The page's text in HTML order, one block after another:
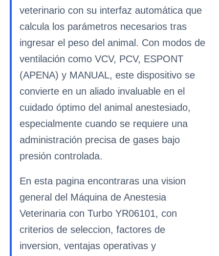
veterinario con su interfaz automática que
calcula los parámetros necesarios tras
ingresar el peso del animal. Con modos de
ventilación como VCV, PCV, ESPONT
(APENA) y MANUAL, este dispositivo se
convierte en un aliado invaluable en el
cuidado óptimo del animal anestesiado,
especialmente cuando se requiere una
administración precisa de gases bajo
presión controlada.
En esta pagina encontraras una vision
general del Máquina de Anestesia
Veterinaria con Turbo YR06101, con
criterios de seleccion, factores de
inversion, ventajas operativas y